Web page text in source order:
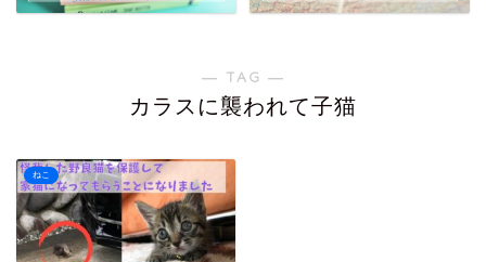
― TAG ―
カラスに襲われて子猫
ねこ